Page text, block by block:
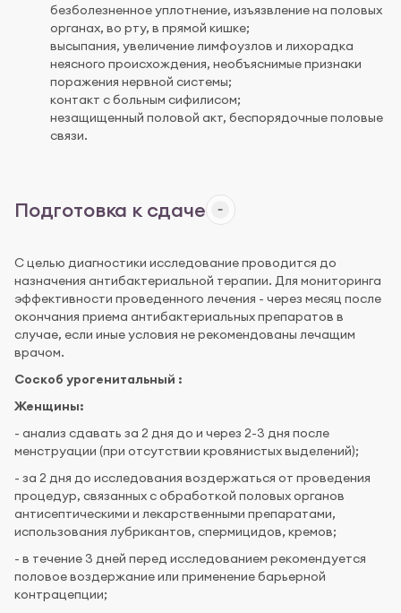
безболезненное уплотнение, изъязвление на половых
органах, во рту, в прямой кишке;
высыпания, увеличение лимфоузлов и лихорадка
неясного происхождения, необъяснимые признаки
поражения нервной системы;
контакт с больным сифилисом;
незащищенный половой акт, беспорядочные половые
связи.
Подготовка к сдаче
С целью диагностики исследование проводится до
назначения антибактериальной терапии. Для мониторинга
эффективности проведенного лечения - через месяц после
окончания приема антибактериальных препаратов в
случае, если иные условия не рекомендованы лечащим
врачом.
Соскоб урогенитальный :
Женщины:
- анализ сдавать за 2 дня до и через 2-3 дня после
менструации (при отсутствии кровянистых выделений);
- за 2 дня до исследования воздержаться от проведения
процедур, связанных с обработкой половых органов
антисептическими и лекарственными препаратами,
использования лубрикантов, спермицидов, кремов;
- в течение 3 дней перед исследованием рекомендуется
половое воздержание или применение барьерной
контрацепции;